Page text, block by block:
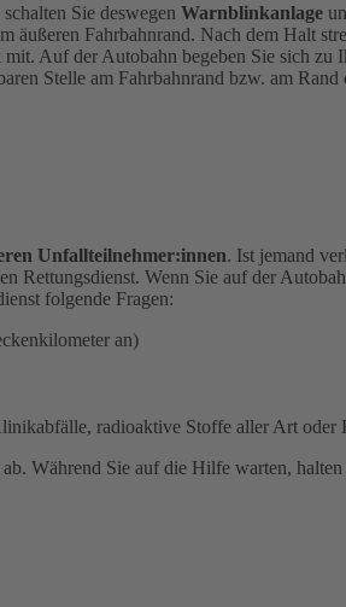
Sie deswegen Warnblinkanlage
äußeren Fahrbahnrand. Nach dem Halt
Auf der Autobahn begeben Sie sich zu
Stelle am Fahrbahnrand bzw. am
Unfallteilnehmer:innen. Ist jemand
Rettungsdienst. Wenn Sie auf der
folgende Fragen:
an)
radioaktive Stoffe aller Art oder
ab. Während Sie auf die Hilfe warten,